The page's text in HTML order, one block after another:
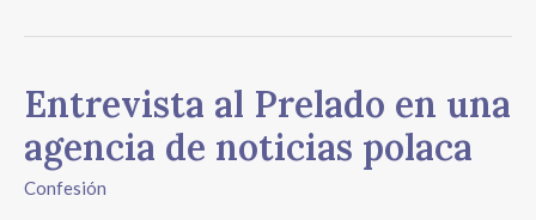
Entrevista al Prelado en una
agencia de noticias polaca
Confesión
Entrevista
al
Prelado
en